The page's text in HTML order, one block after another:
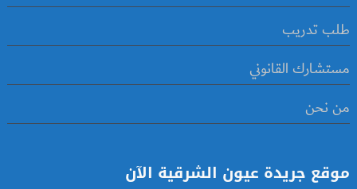
طلب تدريب
مستشارك القانوني
من نحن
موقع جريدة عيون الشرقية الآن